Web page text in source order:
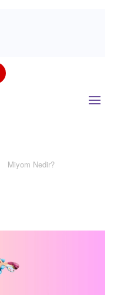
Miyom Nedir?